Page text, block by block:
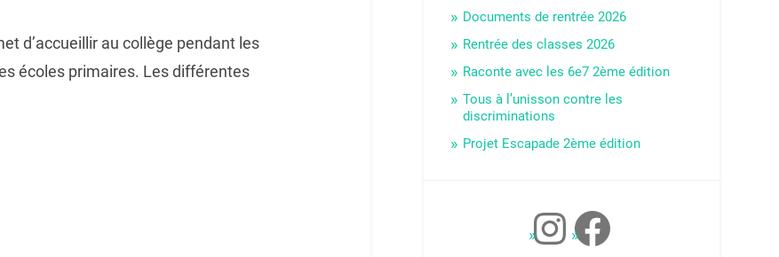
d’accueillir au collège pendant les
écoles primaires. Les différentes
Documents de rentrée 2026
Rentrée des classes 2026
Raconte avec les 6e7 2ème édition
Tous à l’unisson contre les
discriminations
Projet Escapade 2ème édition